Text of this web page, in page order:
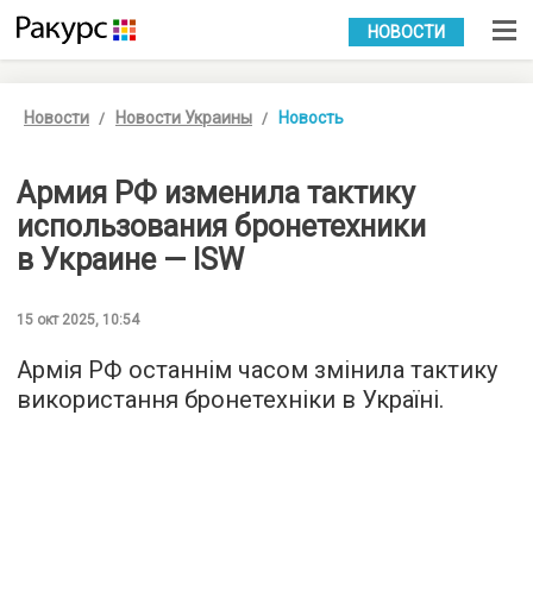
УКР РУС
НОВОСТИ
Новости Новости Украины Новость
Армия РФ изменила тактику
использования бронетехники
в Украине — ISW
15 окт 2025, 10:54
Армія РФ останнім часом змінила тактику
використання бронетехніки в Україні.